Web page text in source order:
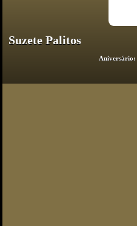
Suzete Palitos
Aniversário: